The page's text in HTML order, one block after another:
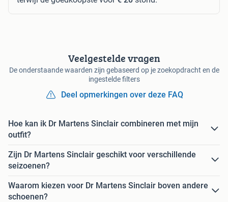
Veelgestelde vragen
De onderstaande waarden zijn gebaseerd op je zoekopdracht en de
ingestelde filters
Deel opmerkingen over deze FAQ
Hoe kan ik Dr Martens Sinclair combineren met mijn
outfit?
Zijn Dr Martens Sinclair geschikt voor verschillende
seizoenen?
Waarom kiezen voor Dr Martens Sinclair boven andere
schoenen?